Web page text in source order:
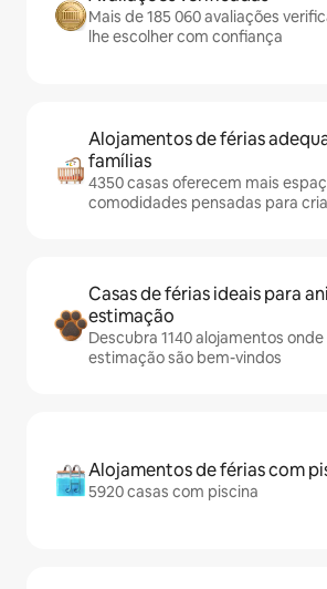
Mais de 185 060 avaliações
lhe escolher com confiança
Alojamentos de férias
famílias
4350 casas oferecem mais
comodidades pensadas para
Casas de férias ideais para
estimação
Descubra 1140 alojamentos
estimação são bem-vindos
Alojamentos de férias com
5920 casas com piscina